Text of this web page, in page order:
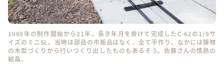
1969年の制作開始から21年。長き年月を掛けて完成したC-62の1/9サ
イズのミニSL。当時は部品の市販品はなく、全て手作り。なかには鋳物
の木型づくりから行いつくり出したものもあるそう。佐藤さんの情熱の
結晶。